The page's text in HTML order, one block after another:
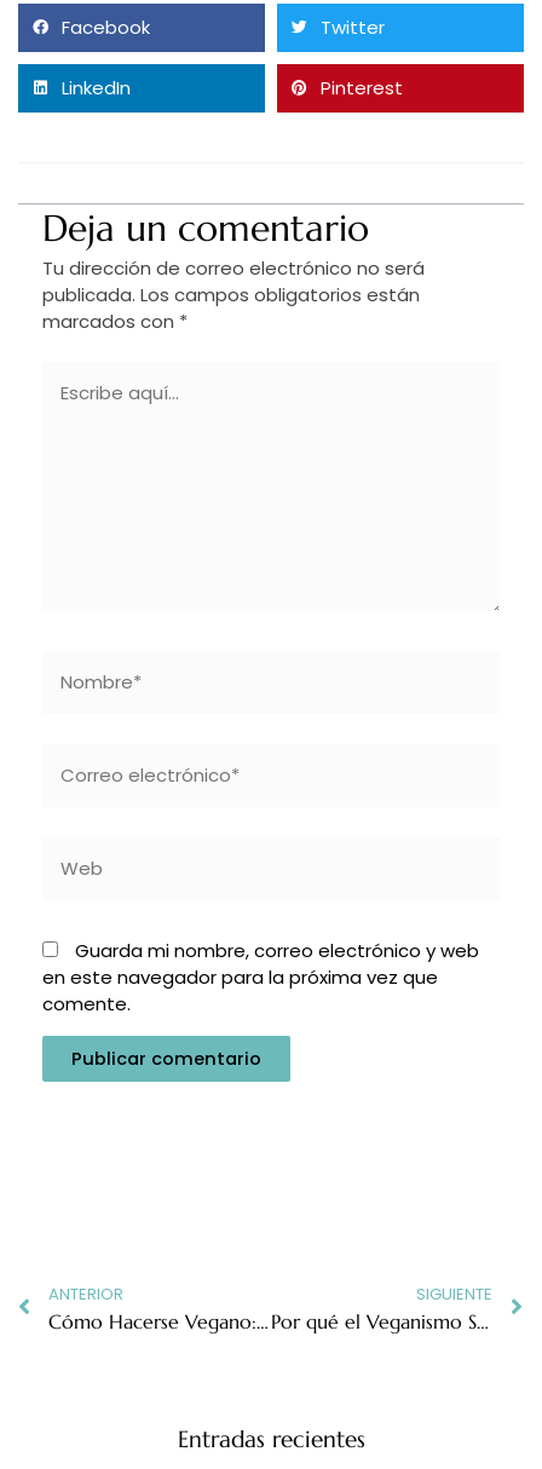
Facebook Twitter
LinkedIn Pinterest
Deja un comentario
Tu dirección de correo electrónico no será
publicada. Los campos obligatorios están
marcados con *
aquí...
electrónico*
Guarda mi nombre, correo electrónico y web
en este navegador para la próxima vez que
comente.
ANTERIOR
Cómo Hacerse Vegano: Una Guía Clara y Sencilla
SIGUIENTE
Por qué el Veganismo Solo No Es Suficiente: Clase, Raza y Accesibilidad en la Lucha Contra la Opresión
Entradas recientes